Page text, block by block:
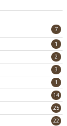
7
1
2
3
1
14
25
22